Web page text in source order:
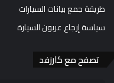
طريقة جمع بيانات السيارات
سياسة إرجاع عربون السيارة
تصفح مع كارزفد